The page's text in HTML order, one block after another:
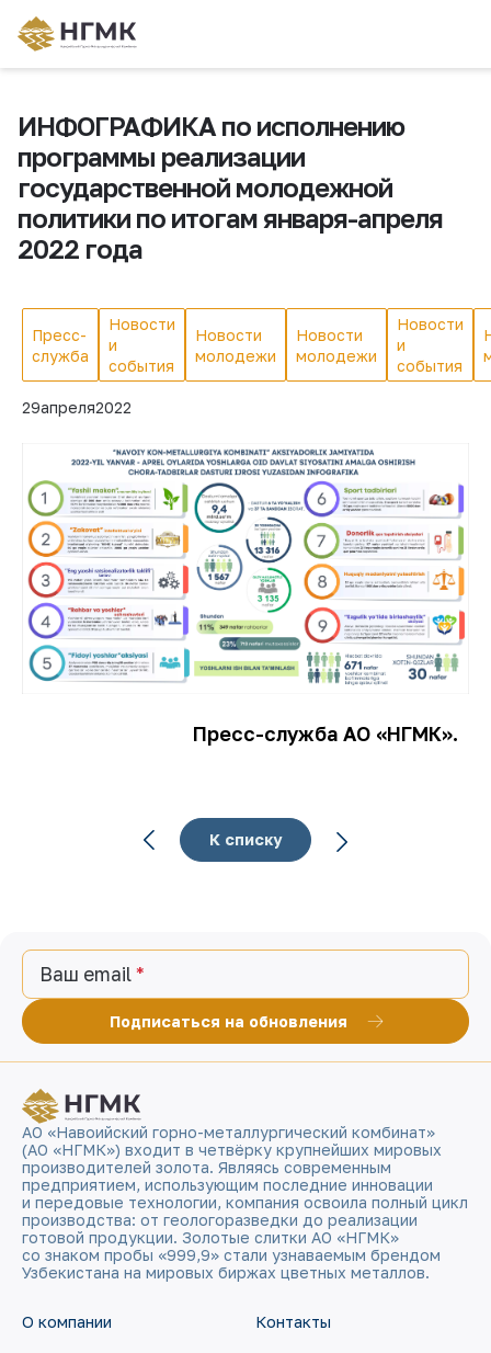
ИНФОГРАФИКА по исполнению
программы реализации
государственной молодежной
политики по итогам января-апреля
2022 года
Пресс-
служба
Новости
и
события
Новости
молодежи
Новости
молодежи
Новости
и
события
29апреля2022
Пресс-служба АО «НГМК».
К списку
Ваш email
Подписаться на обновления
АО «Навоийский горно-металлургический комбинат»
(АО «НГМК») входит в четвёрку крупнейших мировых
производителей золота. Являясь современным
предприятием, использующим последние инновации
и передовые технологии, компания освоила полный цикл
производства: от геологоразведки до реализации
готовой продукции. Золотые слитки АО «НГМК»
со знаком пробы «999,9» стали узнаваемым брендом
Узбекистана на мировых биржах цветных металлов.
О компании Контакты